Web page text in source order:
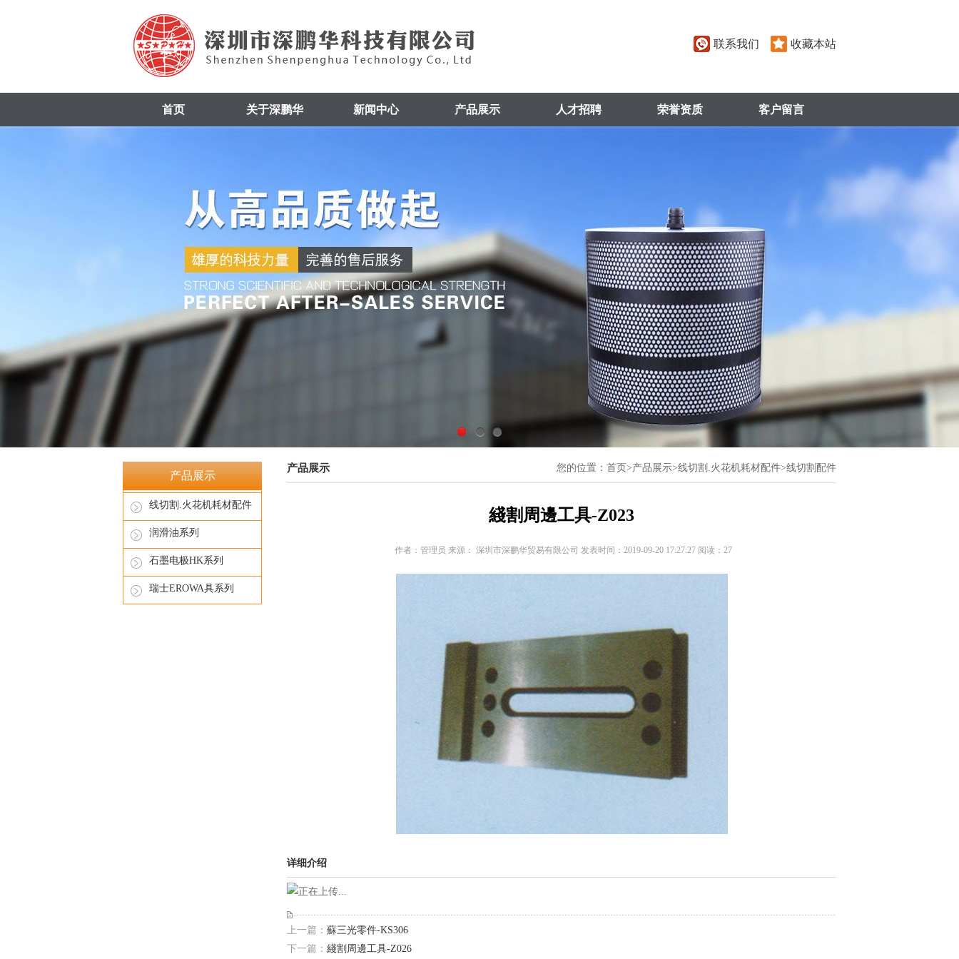
联系我们 收藏本站
首页 关于深鹏华 新闻中心 产品展示 人才招聘 荣誉资质 客户留言
产品展示
线切割.火花机耗材配件
润滑油系列
石墨电极HK系列
瑞士EROWA具系列
产品展示 您的位置： 首页>产品展示>线切割.火花机耗材配件>线切割配件
綫割周邊工具-Z023
作者：管理员 来源： 深圳市深鹏华贸易有限公司 发表时间：2019-09-20 17:27:27 阅读： 27
详细介绍
上一篇： 蘇三光零件-KS306
下一篇： 綫割周邊工具-Z026